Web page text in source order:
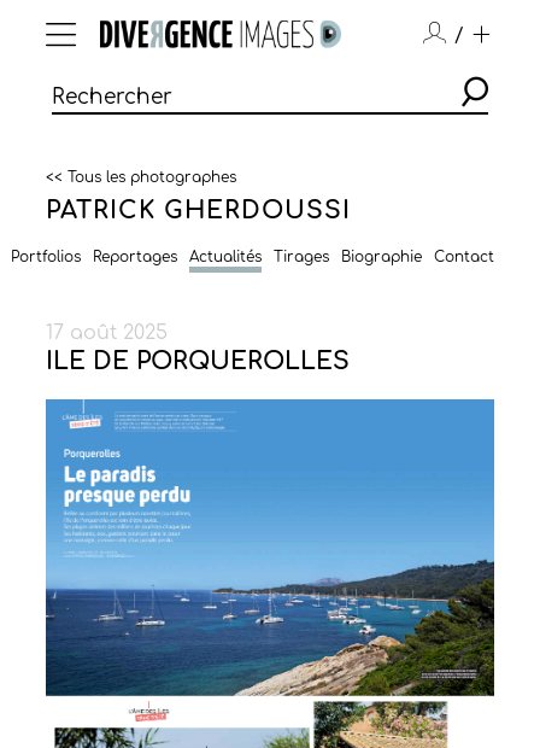
/
<< Tous les photographes
PATRICK GHERDOUSSI
Portfolios Reportages Actualités Tirages Biographie Contact
17 août 2025
ILE DE PORQUEROLLES